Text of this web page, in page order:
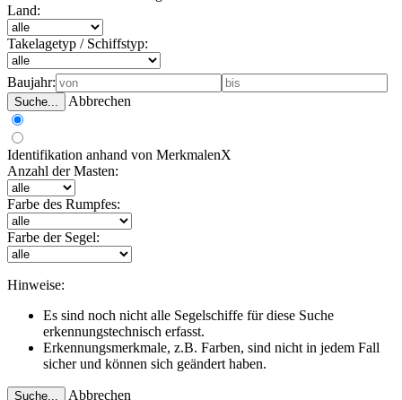
Land:
Takelagetyp / Schiffstyp:
Baujahr:
Suche... Abbrechen
Identifikation anhand von MerkmalenX
Anzahl der Masten:
Farbe des Rumpfes:
Farbe der Segel:
Hinweise:
Es sind noch nicht alle Segelschiffe für diese Suche
erkennungstechnisch erfasst.
Erkennungsmerkmale, z.B. Farben, sind nicht in jedem Fall
sicher und können sich geändert haben.
Suche... Abbrechen